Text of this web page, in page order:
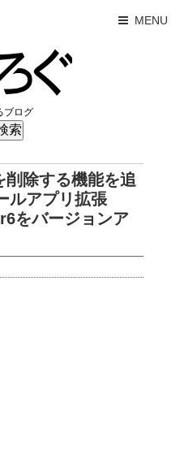
MENU
ブログ
除する機能を追
ルアプリ拡張
をバージョンア